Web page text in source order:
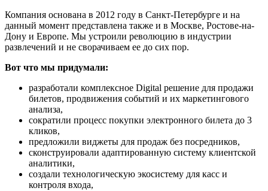
Компания основана в 2012 году в Санкт-Петербурге и на
данный момент представлена также и в Москве, Ростове-на-
Дону и Европе. Мы устроили революцию в индустрии
развлечений и не сворачиваем ее до сих пор.
Вот что мы придумали:
разработали комплексное Digital решение для продажи
билетов, продвижения событий и их маркетингового
анализа,
сократили процесс покупки электронного билета до 3
кликов,
предложили виджеты для продаж без посредников,
сконструировали адаптированную систему клиентской
аналитики,
создали технологическую экосистему для касс и
контроля входа,